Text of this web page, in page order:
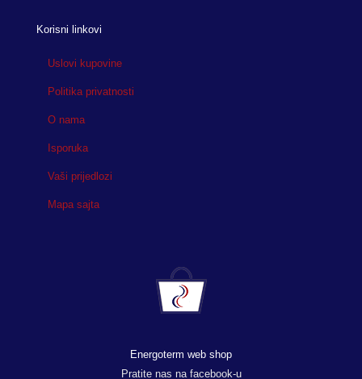
Korisni linkovi
Uslovi kupovine
Politika privatnosti
O nama
Isporuka
Vaši prijedlozi
Mapa sajta
Energoterm web shop
Pratite nas na facebook-u